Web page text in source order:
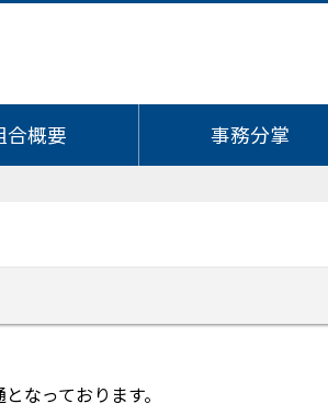
合概要 事務分掌
なっております。